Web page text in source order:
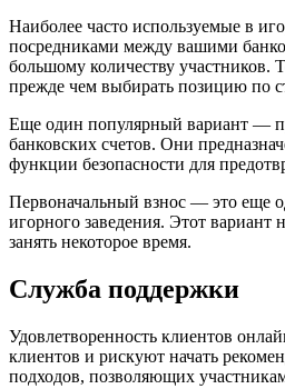
Наиболее часто используемые в
посредниками между вашими
большому количеству участников.
прежде чем выбирать позицию по
Еще один популярный вариант —
банковских счетов. Они
функции безопасности для
Первоначальный взнос — это еще
игорного заведения. Этот
занять некоторое время.
Служба поддержки
Удовлетворенность клиентов
клиентов и рискуют начать
подходов, позволяющих